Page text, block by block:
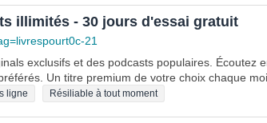
illimités - 30 jours d'essai gratuit
21
exclusifs et des podcasts populaires. Écoutez
Un titre premium de votre choix chaque
ligne Résiliable à tout moment